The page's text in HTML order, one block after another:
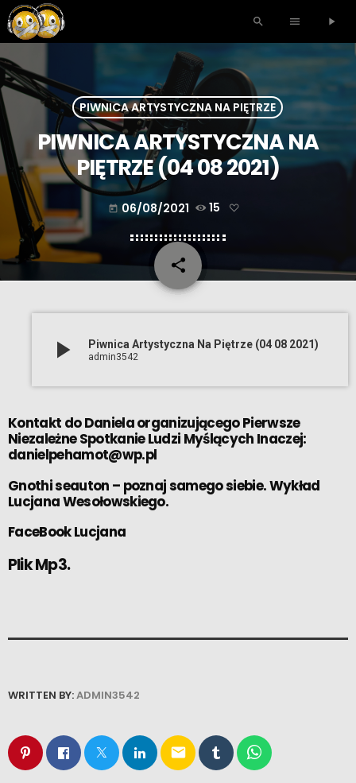
search menu play_arrow
PIWNICA ARTYSTYCZNA NA PIĘTRZE
PIWNICA ARTYSTYCZNA NA
PIĘTRZE (04 08 2021)
today 06/08/2021 15
share
email
play_arrow Piwnica Artystyczna Na Piętrze (04 08 2021)
admin3542
Kontakt do Daniela organizującego Pierwsze
Niezależne Spotkanie Ludzi Myślących Inaczej:
danielpehamot@wp.pl
Gnothi seauton – poznaj samego siebie. Wykład
Lucjana Wesołowskiego.
FaceBook Lucjana
Plik Mp3.
WRITTEN BY:ADMIN3542
email